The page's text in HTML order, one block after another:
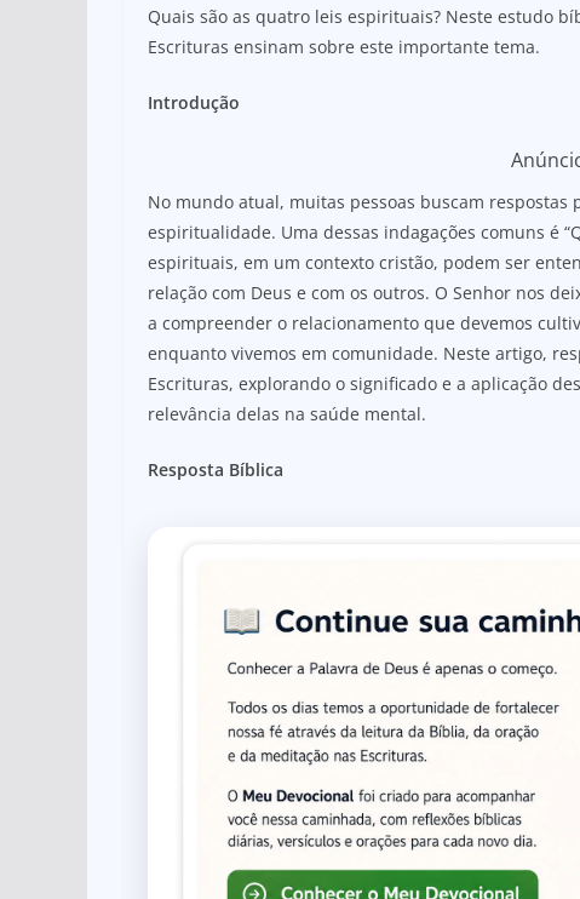
p
p
o
o
Quais são as quatro leis espirituais? Neste estudo
Escrituras ensinam sobre este importante tema.
Introdução
No mundo atual, muitas pessoas buscam respostas
espiritualidade. Uma dessas indagações comuns é
espirituais, em um contexto cristão, podem ser
relação com Deus e com os outros. O Senhor nos
a compreender o relacionamento que devemos
enquanto vivemos em comunidade. Neste artigo,
Escrituras, explorando o significado e a aplicação
relevância delas na saúde mental.
Resposta Bíblica